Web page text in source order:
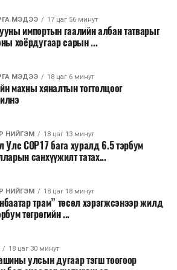
4-9 метр. 25-27 хэм дулаан
сарын 07-ноос
сарын 11-нийг хүртэлх
төлөв
7-нд баруун болон төвийн
хойд хэсгээр, 8-нд баруун
нутгийн хойд хэсэг, төвийн
зарим газраар, 9-нд баруун
зүүн, говийн аймгуудын
зүүн аймгуудын нутгийн баруун
аймгуудын ихэнх нутгаар, 10-нд
аймгуудын ихэнх нутгаар
аадар бороо орно. Салхи
секундэд 5-10 метр, 9-нд
уулс, Арц-Богдын өвөр
МЭДЭЭ 17 цаг 56 минут
импортын гаалийн албан татварыг
хоёрдугаар сарын ...
МЭДЭЭ 18 цаг 6 минут
махны хяналтын тогтолцоог
НИЙГЭМ 18 цаг 13 минут
Улс COP17 бага хуралд 6.5 тэрбум
санхүүжилт татах...
НИЙГЭМ 18 цаг 18 минут
трам” төсөл хэрэгжсэнээр жилд
төгрөгийн ...
18 цаг 30 минут
улсын дугаар тэгш тоогоор